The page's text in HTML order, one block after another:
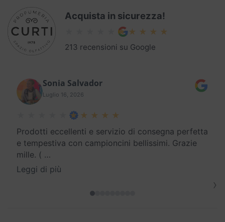
Acquista in sicurezza!
213 recensioni su Google
Sonia Salvador
Luglio 16, 2026
Prodotti eccellenti e servizio di consegna perfetta
e tempestiva con campioncini bellissimi. Grazie
mille. ( …
Leggi di più
›